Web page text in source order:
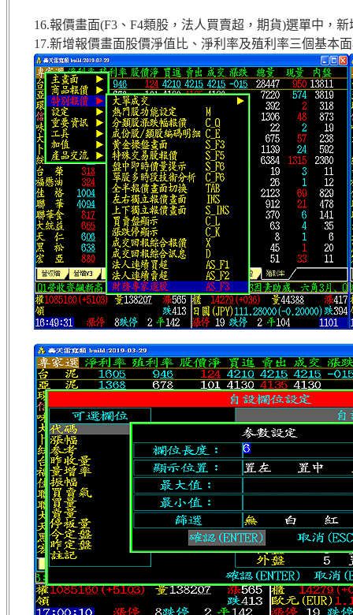
16.報價畫面(F3、F4類股，法人買賣超，期貨)選單中，
17.新增報價畫面股價淨值比、淨利率及殖利率三個基本